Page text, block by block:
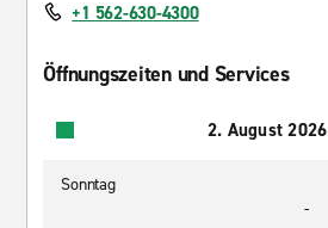
+1 562-630-4300
Öffnungszeiten und Services
2. August 2026
Sonntag
-